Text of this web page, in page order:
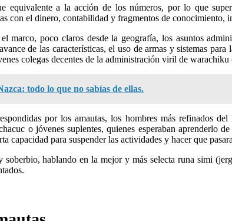
equivalente a la acción de los números, por lo que
con el dinero, contabilidad y fragmentos de conocimiento,
marco, poco claros desde la geografía, los asuntos
de las características, el uso de armas y sistemas
colegas decentes de la administración viril de warachiku
todo lo que no sabías de ellas.
por los amautas, los hombres más refinados
o jóvenes suplentes, quienes esperaban aprenderlo
capacidad para suspender las actividades y hacer que
hablando en la mejor y más selecta runa simi